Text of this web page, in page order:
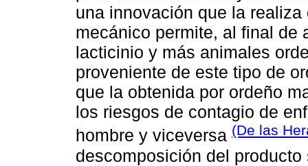
una innovación que la
mecánico permite, al final de
lacticinio y más animales
proveniente de este tipo de
que la obtenida por ordeño
los riesgos de contagio de
hombre y viceversa (De las
descomposición del